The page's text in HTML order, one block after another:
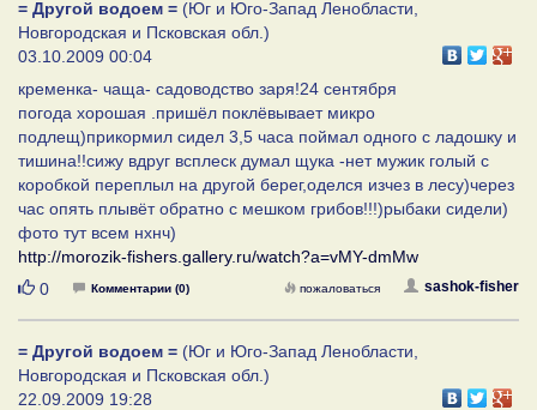
= Другой водоем = (Юг и Юго-Запад Ленобласти,
Новгородская и Псковская обл.)
03.10.2009 00:04
кременка- чаща- садоводство заря!24 сентября
погода хорошая .пришёл поклёвывает микро
подлещ)прикормил сидел 3,5 часа поймал одного с ладошку и
тишина!!сижу вдруг всплеск думал щука -нет мужик голый с
коробкой переплыл на другой берег,оделся изчез в лесу)через
час опять плывёт обратно с мешком грибов!!!)рыбаки сидели)
фото тут всем нхнч)
http://morozik-fishers.gallery.ru/watch?a=vMY-dmMw
Нравится
0 Комментарии (0) sashok-fisher
пожаловаться
= Другой водоем = (Юг и Юго-Запад Ленобласти,
Новгородская и Псковская обл.)
22.09.2009 19:28